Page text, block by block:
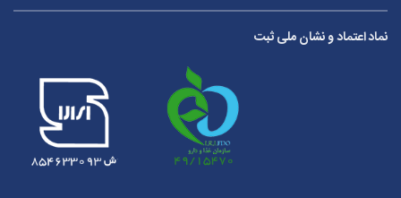
نماد اعتماد و نشان ملی ثبت